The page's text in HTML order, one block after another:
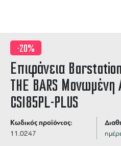
-20%
Επιφάνεια
THE BARS
CSI85PL-PLUS
Κωδικός προϊόντος:
11.0247